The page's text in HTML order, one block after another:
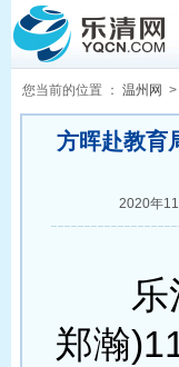
您当前的位置 ： 温州网 >
方晖赴教育
2020年
乐清
郑瀚